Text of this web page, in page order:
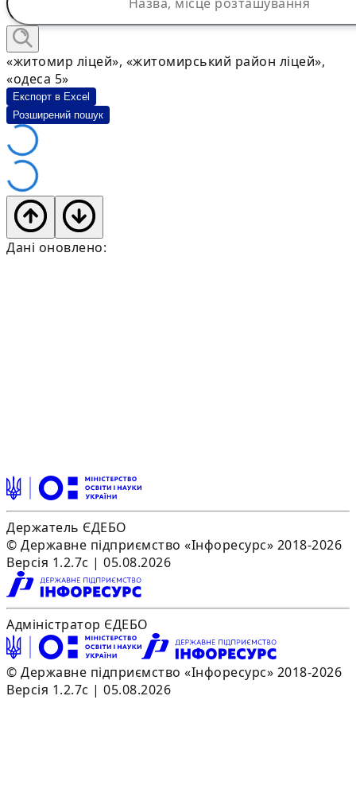
«житомир ліцей», «житомирський район ліцей»,
«одеса 5»
Експорт в Excel
Розширений пошук
Дані оновлено:
Держатель ЄДЕБО
© Державне підприємство «Інфоресурс» 2018-2026
Версія 1.2.7c | 05.08.2026
Адміністратор ЄДЕБО
© Державне підприємство «Інфоресурс» 2018-2026
Версія 1.2.7c | 05.08.2026